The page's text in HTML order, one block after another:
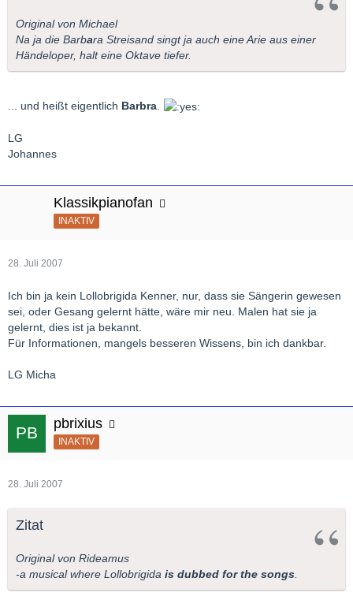
Original von Michael
Na ja die Barbara Streisand singt ja auch eine Arie aus einer
Händeloper, halt eine Oktave tiefer.
... und heißt eigentlich Barbra
LG
Johannes
Klassikpianofan
INAKTIV
28. Juli 2007
Ich bin ja kein Lollobrigida Kenner, nur, dass sie Sängerin gewesen
sei, oder Gesang gelernt hätte, wäre mir neu. Malen hat sie ja
gelernt, dies ist ja bekannt.
Für Informationen, mangels besseren Wissens, bin ich dankbar.
LG Micha
pbrixius
INAKTIV
28. Juli 2007
Zitat
Original von Rideamus
-a musical where Lollobrigida is dubbed for the songs.